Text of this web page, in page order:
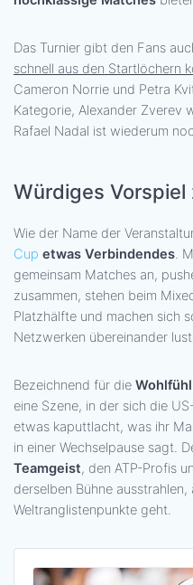
Das Turnier gibt den Fans
schnell aus den Startlöchern
Cameron Norrie und Petra
Kategorie, Alexander Zverev
Rafael Nadal ist wiederum
Würdiges Vorspiel
Wie der Name der
Cup etwas Verbindendes.
gemeinsam Matches an,
zusammen, stehen beim
Platzhälfte und machen sich
Netzwerken übereinander
Bezeichnend für die
eine Szene, in der sich die
etwas kaputtlacht, was ihr
in einer Wechselpause sagt.
Teamgeist, den ATP-Profis
derselben Bühne
Weltranglistenpunkte geht.